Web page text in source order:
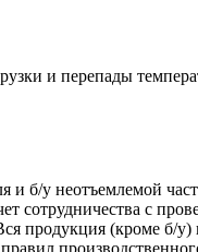
и перепады
и б/у неотъемлемой
сотрудничества с
продукция (кроме